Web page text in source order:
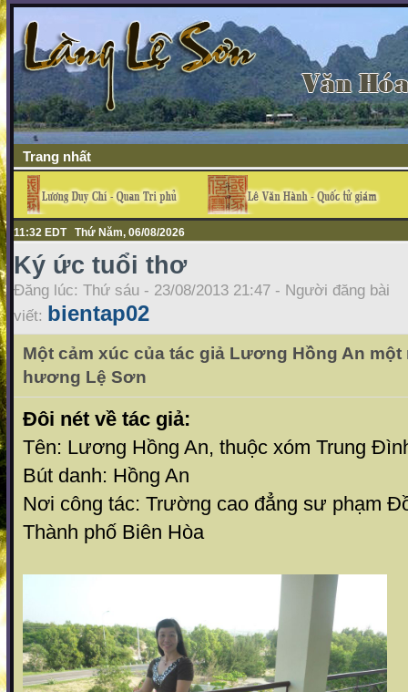
Trang nhất
11:32 EDT Thứ Năm, 06/08/2026
Ký ức tuổi thơ
Đăng lúc: Thứ sáu - 23/08/2013 21:47 - Người đăng bài
viết: bientap02
Một cảm xúc của tác giả Lương Hồng An
hương Lệ Sơn
Đôi nét về tác giả:
Tên: Lương Hồng An, thuộc xóm Trung
Bút danh: Hồng An
Nơi công tác: Trường cao đẳng sư phạm
Thành phố Biên Hòa